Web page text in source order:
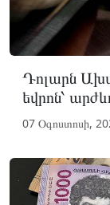
Դոլարն
եվրոն՝
07 Օգոստոսի,